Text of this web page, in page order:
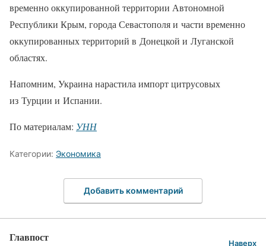
временно оккупированной территории Автономной
Республики Крым, города Севастополя и части временно
оккупированных территорий в Донецкой и Луганской
областях.
Напомним, Украина нарастила импорт цитрусовых
из Турции и Испании.
По материалам: УНН
Категории: Экономика
Добавить комментарий
Главпост Наверх